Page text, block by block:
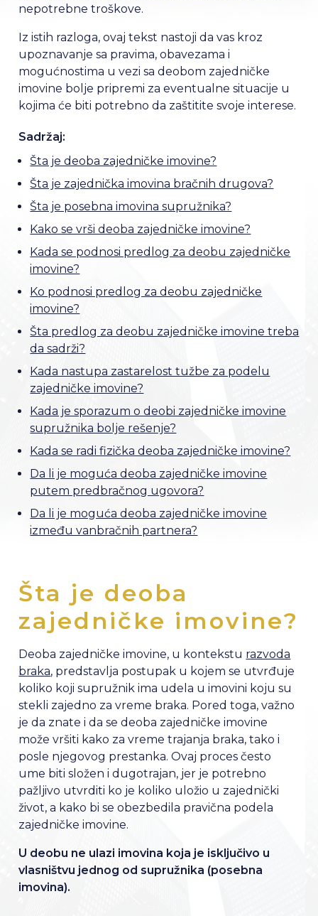
nepotrebne troškove.
Iz istih razloga, ovaj tekst nastoji da vas kroz
upoznavanje sa pravima, obavezama i
mogućnostima u vezi sa deobom zajedničke
imovine bolje pripremi za eventualne situacije u
kojima će biti potrebno da zaštitite svoje interese.
Sadržaj:
Šta je deoba zajedničke imovine?
Šta je zajednička imovina bračnih drugova?
Šta je posebna imovina supružnika?
Kako se vrši deoba zajedničke imovine?
Kada se podnosi predlog za deobu zajedničke
imovine?
Ko podnosi predlog za deobu zajedničke
imovine?
Šta predlog za deobu zajedničke imovine treba
da sadrži?
Kada nastupa zastarelost tužbe za podelu
zajedničke imovine?
Kada je sporazum o deobi zajedničke imovine
supružnika bolje rešenje?
Kada se radi fizička deoba zajedničke imovine?
Da li je moguća deoba zajedničke imovine
putem predbračnog ugovora?
Da li je moguća deoba zajedničke imovine
između vanbračnih partnera?
Šta je deoba
zajedničke imovine?
Deoba zajedničke imovine, u kontekstu razvoda
braka, predstavlja postupak u kojem se utvrđuje
koliko koji supružnik ima udela u imovini koju su
stekli zajedno za vreme braka. Pored toga, važno
je da znate i da se deoba zajedničke imovine
može vršiti kako za vreme trajanja braka, tako i
posle njegovog prestanka. Ovaj proces često
ume biti složen i dugotrajan, jer je potrebno
pažljivo utvrditi ko je koliko uložio u zajednički
život, a kako bi se obezbedila pravična podela
zajedničke imovine.
U deobu ne ulazi imovina koja je isključivo u
vlasništvu jednog od supružnika (posebna
imovina).